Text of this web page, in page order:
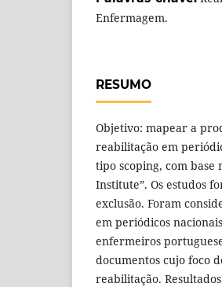
Enfermagem.
RESUMO
Objetivo: mapear a
reabilitação em
tipo scoping, com base
Institute”. Os estudos
exclusão. Foram
em periódicos
enfermeiros
documentos cujo foco
reabilitação.